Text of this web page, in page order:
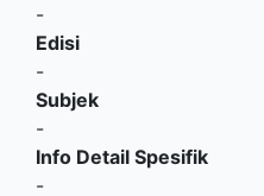
-
Edisi
-
Subjek
-
Info Detail Spesifik
-